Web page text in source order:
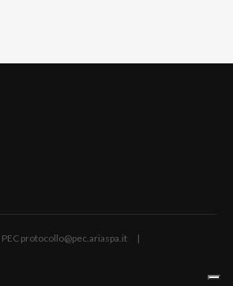
protocollo@pec.ariaspa.it |